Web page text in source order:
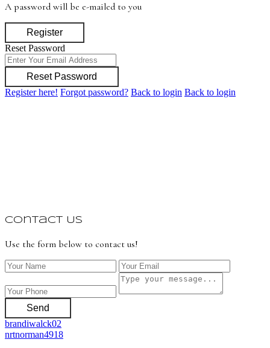
A password will be e-mailed to you
Register
Reset Password
Reset Password
Register here! Forgot password? Back to login Back to login
Contact Us
Use the form below to contact us!
Send
brandiwalck02
nrtnorman4918